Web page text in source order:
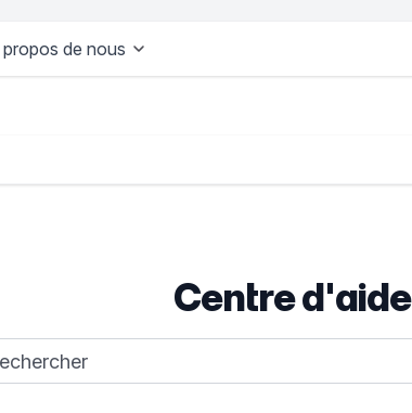
de nous
Centre d'aide
de recherche